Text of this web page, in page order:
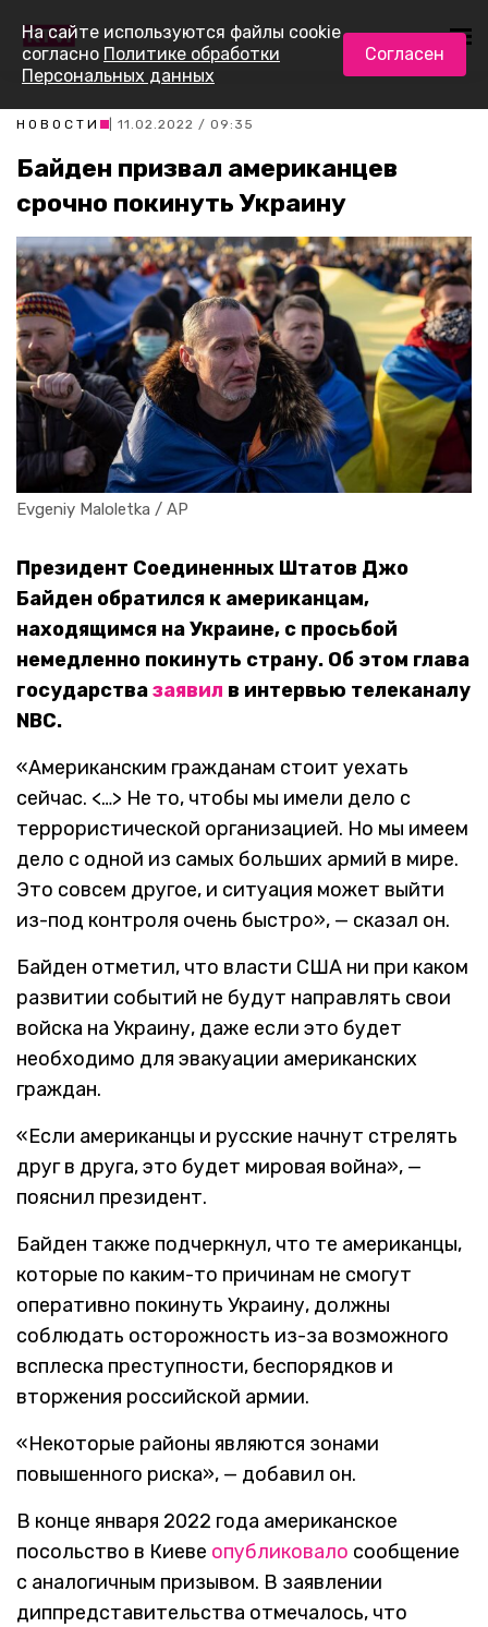
НОВОСТИ | 11.02.2022 / 09:35
Байден призвал американцев
срочно покинуть Украину
Evgeniy Maloletka / AP
Президент Соединенных Штатов Джо
Байден обратился к американцам,
находящимся на Украине, с просьбой
немедленно покинуть страну. Об этом глава
государствазаявил в интервью телеканалу
NBC.
«Американским гражданам стоит уехать
сейчас. <…> Не то, чтобы мы имели дело с
террористической организацией. Но мы имеем
дело с одной из самых больших армий в мире.
Это совсем другое, и ситуация может выйти
из-под контроля очень быстро», — сказал он.
Байден отметил, что власти США ни при каком
развитии событий не будут направлять свои
войска на Украину, даже если это будет
необходимо для эвакуации американских
граждан.
«Если американцы и русские начнут стрелять
друг в друга, это будет мировая война», —
пояснил президент.
Байден также подчеркнул, что те американцы,
которые по каким-то причинам не смогут
оперативно покинуть Украину, должны
соблюдать осторожность из-за возможного
всплеска преступности, беспорядков и
вторжения российской армии.
«Некоторые районы являются зонами
повышенного риска», — добавил он.
В конце января 2022 года американское
посольство в Киеве опубликовало сообщение
с аналогичным призывом. В заявлении
диппредставительства отмечалось, что
На сайте используются файлы cookie
согласно Политике обработки
Персональных данных
Согласен